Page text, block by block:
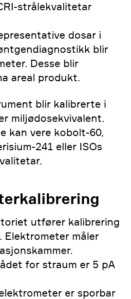
strålekvalitetar
dosar i
blir
Desse blir
areal produkt.
blir kalibrerte i
miljødosekvivalent.
kan vere kobolt-60,
241 eller ISOs
utfører kalibrering
Elektrometer måler
for straum er 5 pA
er sporbar